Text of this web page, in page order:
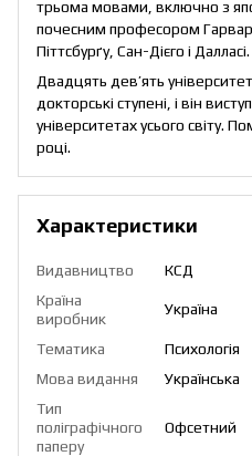
трьома мовами, включно з
почесним професором
Піттсбурґу, Сан-Дієго і Далласі.
Двадцять дев’ять
докторські ступені, і він
університетах усього світу.
році.
Характеристики
Видавництво
КСД
Країна
виробник
Україна
Тематика
Психологія
Мова видання
Українська
Тип
поліграфічного
паперу
Офсетний